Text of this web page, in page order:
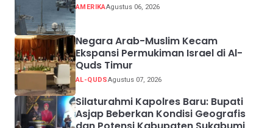
AMERIKAAgustus 06, 2026
Negara Arab-Muslim Kecam
Ekspansi Permukiman Israel di Al-
Quds Timur
AL-QUDSAgustus 07, 2026
Silaturahmi Kapolres Baru: Bupati
Asjap Beberkan Kondisi Geografis